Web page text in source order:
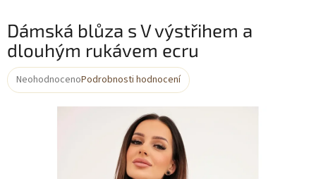
Dámská blůza s V výstřihem a
dlouhým rukávem ecru
Průměrné
NeohodnocenoPodrobnosti hodnocení